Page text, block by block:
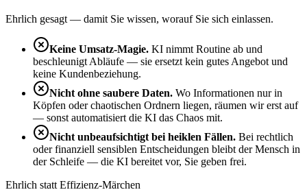
Ehrlich gesagt — damit Sie wissen, worauf Sie sich einlassen.
Keine Umsatz-Magie. KI nimmt Routine ab und
beschleunigt Abläufe — sie ersetzt kein gutes Angebot und
keine Kundenbeziehung.
Nicht ohne saubere Daten. Wo Informationen nur in
Köpfen oder chaotischen Ordnern liegen, räumen wir erst auf
— sonst automatisiert die KI das Chaos mit.
Nicht unbeaufsichtigt bei heiklen Fällen. Bei rechtlich
oder finanziell sensiblen Entscheidungen bleibt der Mensch in
der Schleife — die KI bereitet vor, Sie geben frei.
Ehrlich statt Effizienz-Märchen